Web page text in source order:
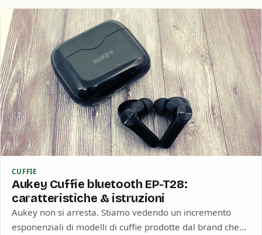
CUFFIE
Aukey Cuffie bluetooth EP-T28:
caratteristiche & istruzioni
Aukey non si arresta. Stiamo vedendo un incremento
esponenziali di modelli di cuffie prodotte dal brand che